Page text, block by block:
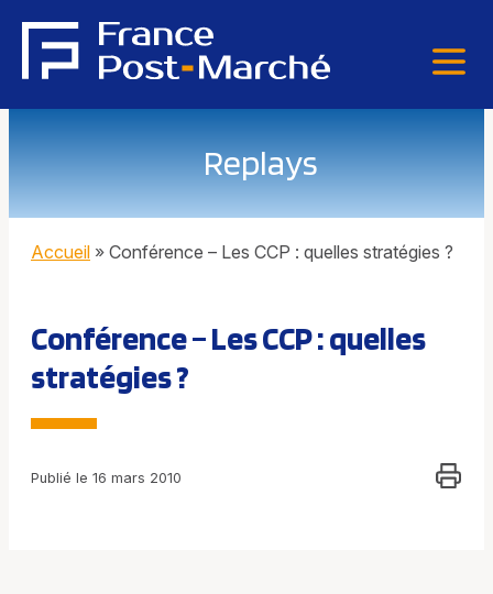
Replays
Accueil » Conférence – Les CCP : quelles stratégies ?
Conférence – Les CCP : quelles
stratégies ?
Publié le 16 mars 2010